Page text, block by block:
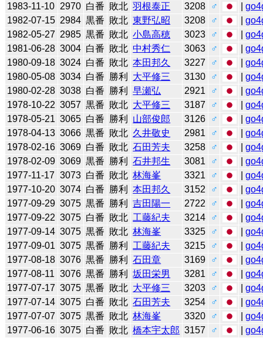
1983-11-10 2970 白番 敗北 羽根泰正 3208 ♂ |
1982-07-15 2984 黒番 敗北 東野弘昭 3208 ♂ |
1982-05-27 2985 黒番 敗北 小島高穂 3023 ♂ |
1981-06-28 3004 白番 敗北 中村秀仁 3063 ♂ |
1980-09-18 3024 白番 敗北 本田邦久 3227 ♂ |
1980-05-08 3034 白番 勝利 大平修三 3130 ♂ |
1980-02-28 3038 白番 勝利 早瀬弘 2921 ♂ |
1978-10-22 3057 黒番 敗北 大平修三 3187 ♂ |
1978-05-21 3065 白番 勝利 山部俊郎 3126 ♂ |
1978-04-13 3066 黒番 敗北 久井敬史 2981 ♂ |
1978-02-16 3069 白番 敗北 石田芳夫 3258 ♂ |
1978-02-09 3069 黒番 勝利 石井邦生 3081 ♂ |
1977-11-17 3073 白番 敗北 林海峯 3321 ♂ |
1977-10-20 3074 白番 勝利 本田邦久 3152 ♂ |
1977-09-29 3075 黒番 勝利 吉田陽一 2722 ♂ |
1977-09-22 3075 白番 敗北 工藤紀夫 3214 ♂ |
1977-09-14 3075 黒番 敗北 林海峯 3325 ♂ |
1977-09-01 3075 黒番 勝利 工藤紀夫 3215 ♂ |
1977-08-18 3076 黒番 勝利 石田章 3169 ♂ |
1977-08-11 3076 黒番 勝利 坂田栄男 3281 ♂ |
1977-07-17 3075 黒番 敗北 大平修三 3203 ♂ |
1977-07-14 3075 白番 敗北 石田芳夫 3254 ♂ |
1977-07-07 3075 黒番 敗北 林海峯 3320 ♂ |
1977-06-16 3075 白番 敗北 橋本宇太郎 3157 ♂ |